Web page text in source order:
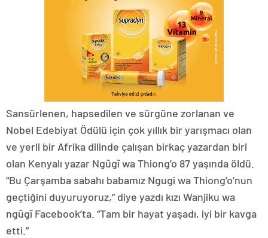
Sansürlenen, hapsedilen ve sürgüne zorlanan ve
Nobel Edebiyat Ödülü için çok yıllık bir yarışmacı olan
ve yerli bir Afrika dilinde çalışan birkaç yazardan biri
olan Kenyalı yazar Ngũgĩ wa Thiong’o 87 yaşında öldü.
“Bu Çarşamba sabahı babamız Ngugi wa Thiong’o’nun
geçtiğini duyuruyoruz,” diye yazdı kızı Wanjiku wa
ngũgĩ Facebook’ta. “Tam bir hayat yaşadı, iyi bir kavga
etti.”